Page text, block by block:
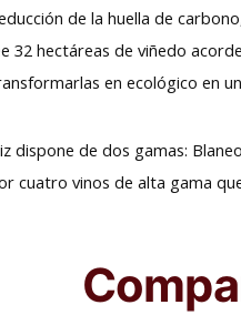
de la huella de
32 hectáreas de viñedo
en ecológico en
dispone de dos gamas:
cuatro vinos de alta gama